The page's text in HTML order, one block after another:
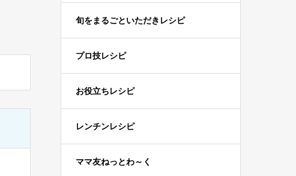
旬をまるごといただきレシピ
プロ技レシピ
お役立ちレシピ
レンチンレシピ
ママ友ねっとわ～く